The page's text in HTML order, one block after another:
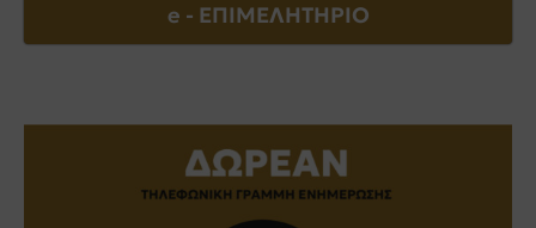
e - EΠΙΜΕΛΗΤΗΡΙΟ